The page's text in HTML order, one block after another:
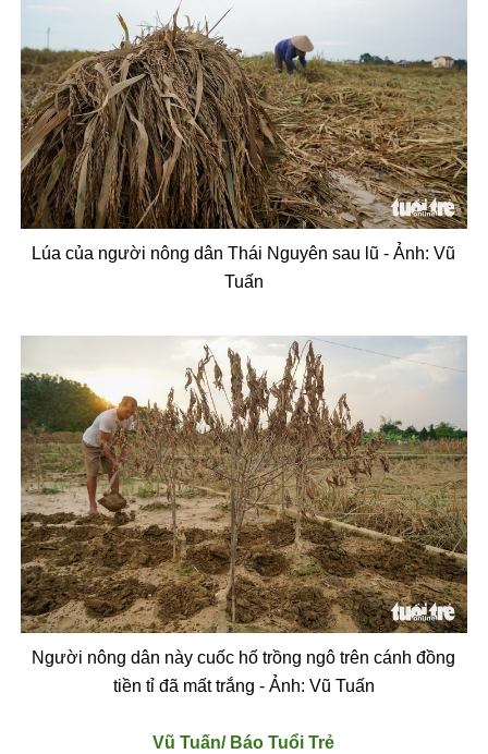
Lúa của người nông dân Thái Nguyên sau l ũ -Ảnh:Vũ
Tuấn
Người nông dân này cuốc hố trồng ngô trên cánhđồng
tiền tỉ đã mất trắng - Ảnh: Vũ Tuấn
Vũ Tuấn/ Báo Tuổi Trẻ